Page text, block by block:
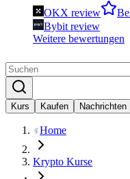
OKX review
Bybit review
Weitere bewertungen
Kurs Kaufen Nachrichten
Home
Krypto Kurse